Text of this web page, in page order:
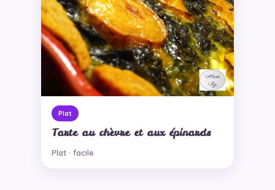
Plat
Tarte au chèvre et aux épinards
Plat · facile